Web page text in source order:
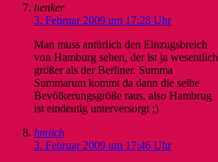
henker
3. Februar 2009 um 17:28 Uhr
Man muss antürlich den Einzugsbreich
von Hamburg sehen, der ist ja wesentlich
größer als der Berliner. Summa
Summarum kommt da dann die selbe
Bevölkerungsgröße raus, also Hambrug
ist eindeutig unterversorgt ;)
hmilch
3. Februar 2009 um 17:46 Uhr